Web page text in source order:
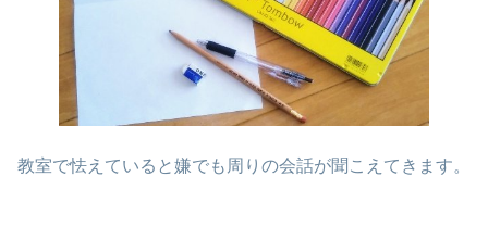
教室で怯えていると嫌でも周りの会話が聞こえてきます。